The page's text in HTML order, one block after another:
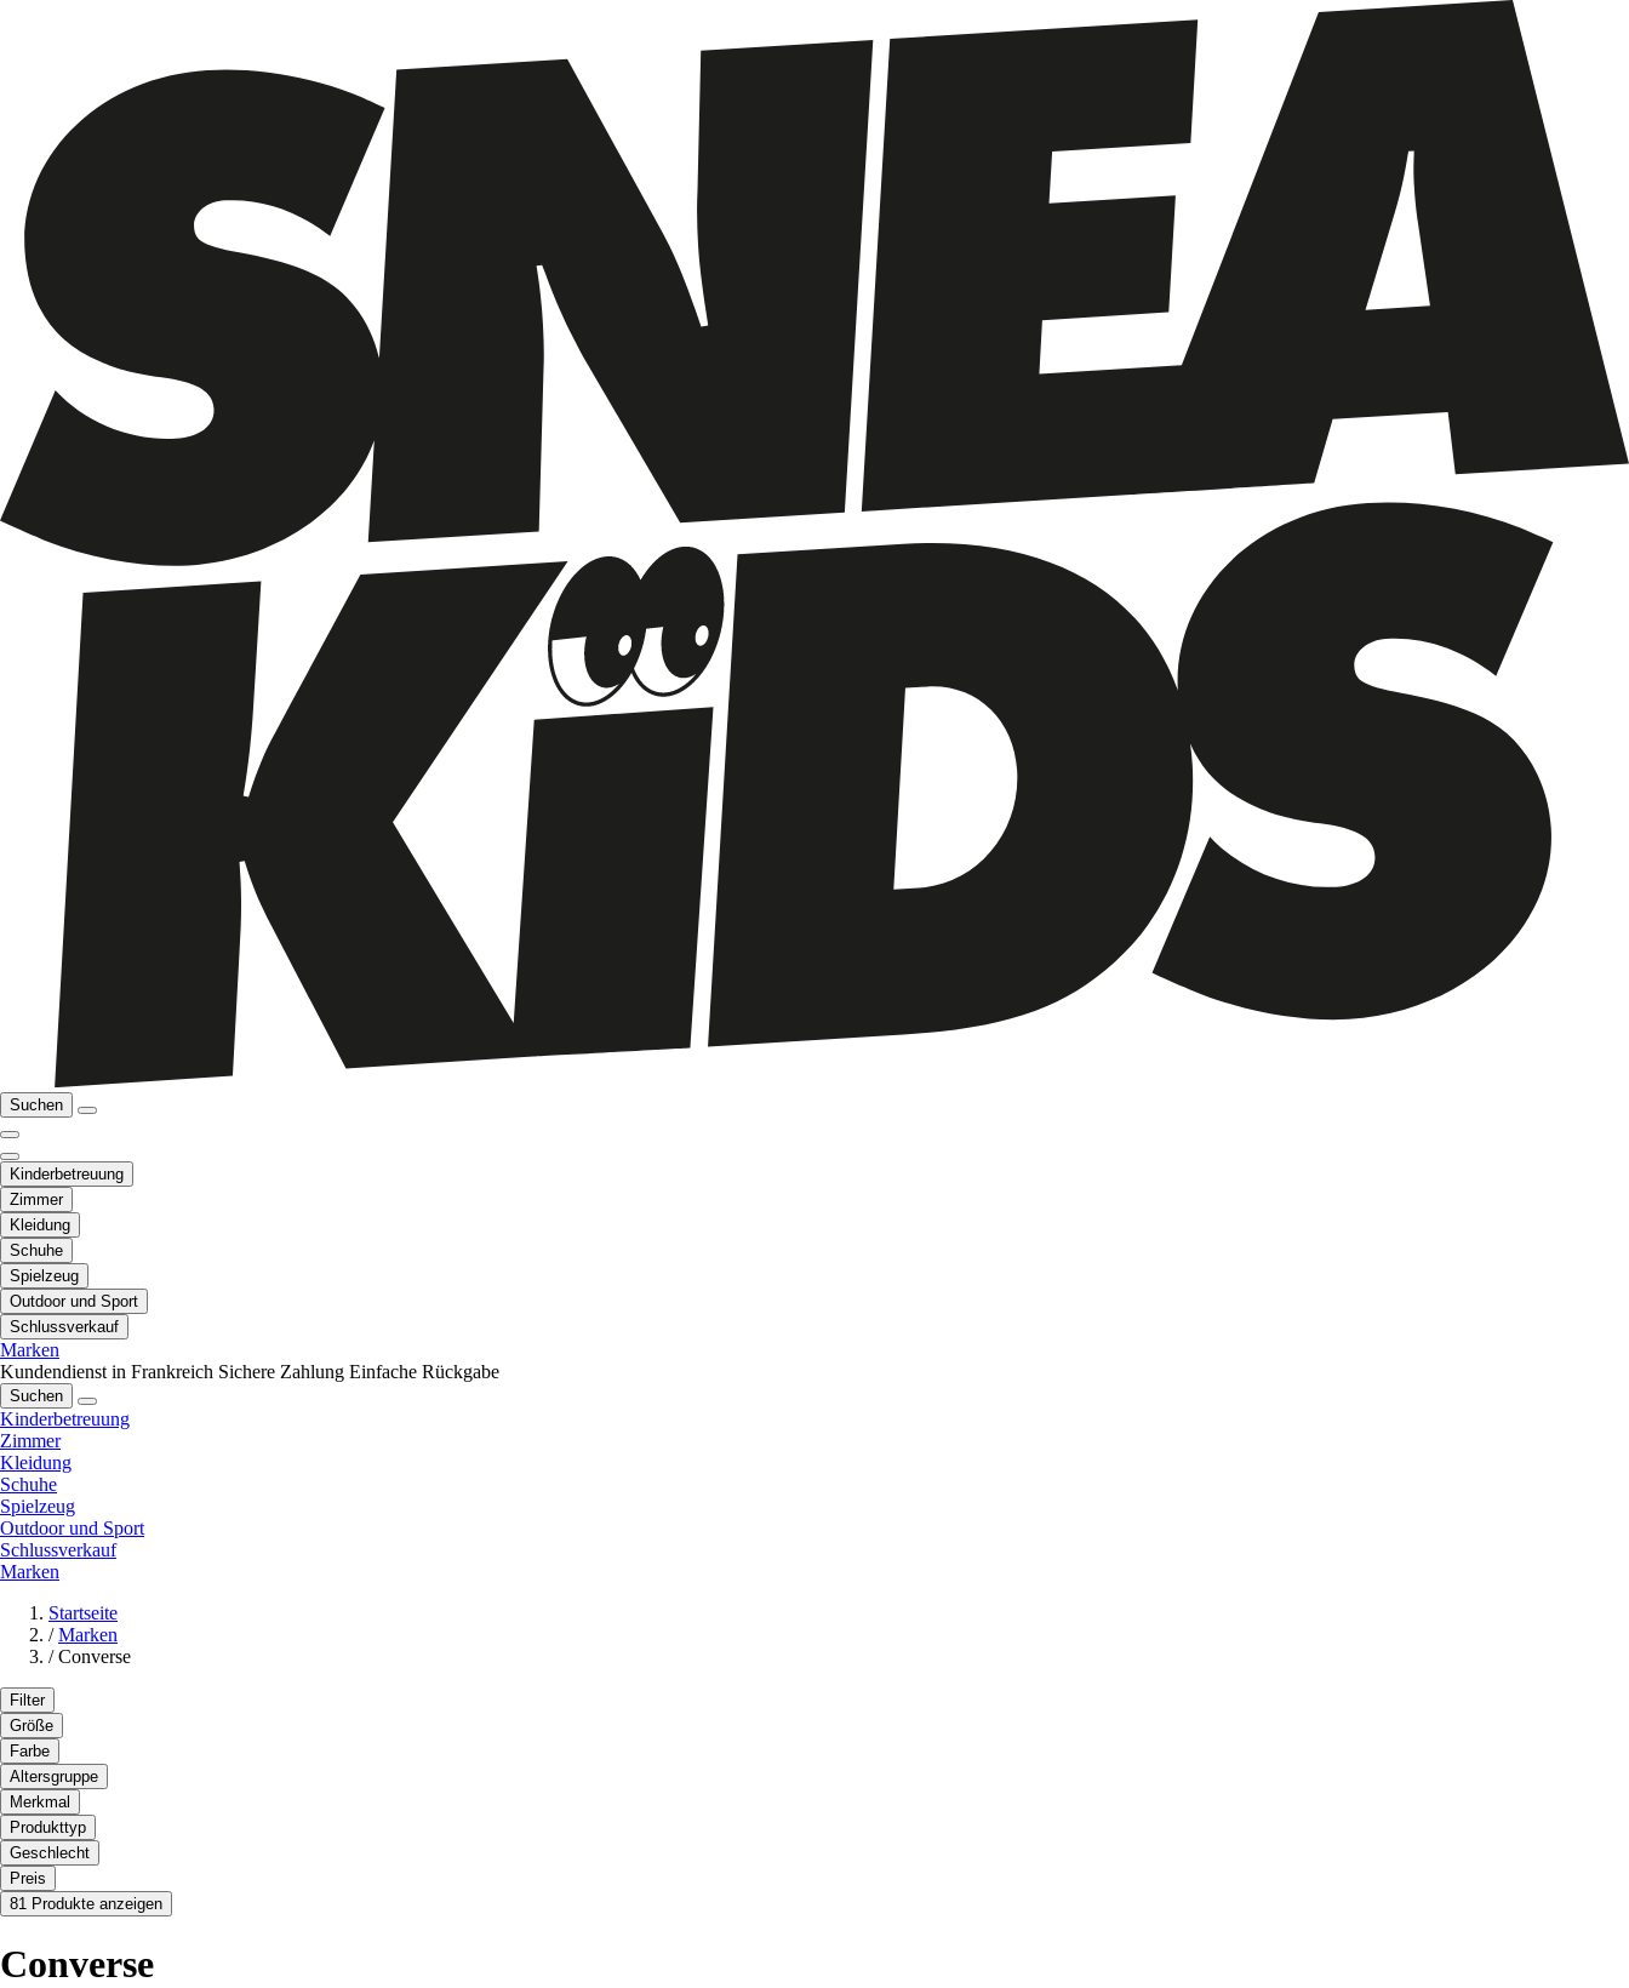
Suchen
Kinderbetreuung
Zimmer
Kleidung
Schuhe
Spielzeug
Outdoor und Sport
Schlussverkauf
Marken
Kundendienst in Frankreich Sichere Zahlung Einfache Rückgabe
Suchen
Kinderbetreuung
Zimmer
Kleidung
Schuhe
Spielzeug
Outdoor und Sport
Schlussverkauf
Marken
Startseite
/ Marken
/ Converse
Filter
Größe
Farbe
Altersgruppe
Merkmal
Produkttyp
Geschlecht
Preis
81 Produkte anzeigen
Converse